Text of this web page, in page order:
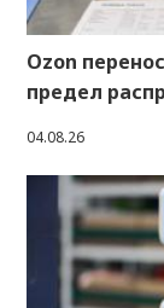
Ozon
предел
04.08.26